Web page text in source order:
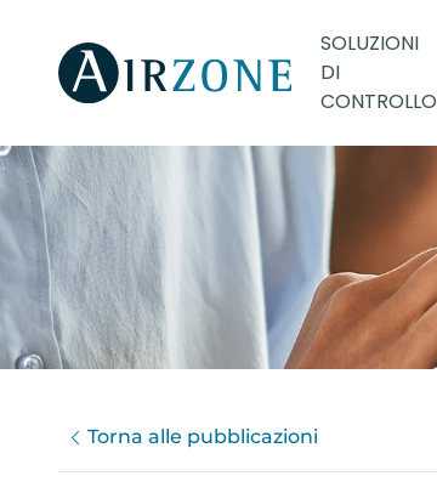
SOLUZIONI
DI
CONTROLLO
Torna alle pubblicazioni